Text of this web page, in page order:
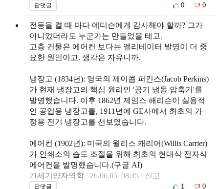
답댓글 0 0
전등을 켤 때 마다 에디슨에게 감사해야 할까? 그가
아니었더라도 누군가는 만들었을 테고.
고층 건물은 에어컨 보다는 엘리베이터 발명이 더 중
요한 원인이고. 생각은 자유니까.
냉장고 (1834년): 영국의 제이콥 퍼킨스(Jacob Perkins)
가 현재 냉장고의 핵심 원리인 '공기 냉동 압축기'를
발명했습니다. 이후 1862년 제임스 해리슨이 실용적
인 공업용 냉장고를, 1911년에 GE사에서 최초의 가
정용 전기 냉장고를 선보였습니다.
에어컨 (1902년): 미국의 윌리스 캐리어(Willis Carrier)
가 인쇄소의 습도 조절을 위해 최초의 현대식 전자식
에어컨을 발명했습니다.(구글 AI)
21세기양자역학
26.06.05 08:45 신고
답댓글 1 0